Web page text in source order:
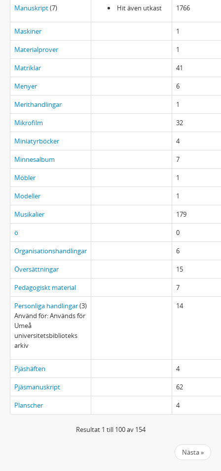
Manuskript(7) Hit även utkast 1766
Maskiner 1
Materialprover 1
Matriklar 41
Menyer 6
Merithandlingar 1
Mikrofilm 32
Miniatyrböcker 4
Minnesalbum 7
Möbler 1
Modeller 1
Musikalier 179
ö 0
Organisationshandlingar 6
Översättningar 15
Pedagogiskt material 7
Personliga handlingar(3)
Använd för: Används för
Umeå
universitetsbiblioteks
arkiv
14
Pjäshäften 4
Pjäsmanuskript 62
Planscher 4
Resultat 1 till 100 av 154
Nästa »